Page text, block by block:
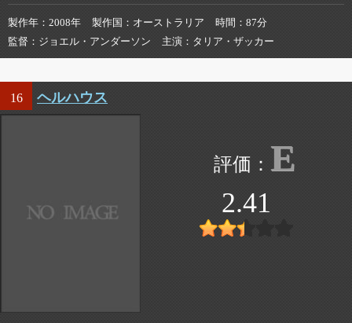
製作年 2008年 製作国 オーストラリア 時間
87分
監督
ジョエル・アンダーソン 主演 タリア・ザッカー
16 ヘルハウス
E
2.41